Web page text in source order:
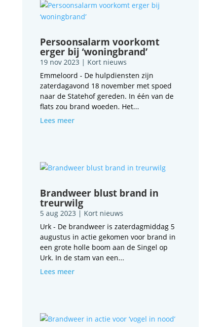
Persoonsalarm voorkomt
erger bij ‘woningbrand’
19 nov 2023 | Kort nieuws
Emmeloord - De hulpdiensten zijn
zaterdagavond 18 november met spoed
naar de Statehof gereden. In één van de
flats zou brand woeden. Het...
Lees meer
Brandweer blust brand in
treurwilg
5 aug 2023 | Kort nieuws
Urk - De brandweer is zaterdagmiddag 5
augustus in actie gekomen voor brand in
een grote holle boom aan de Singel op
Urk. In de stam van een...
Lees meer